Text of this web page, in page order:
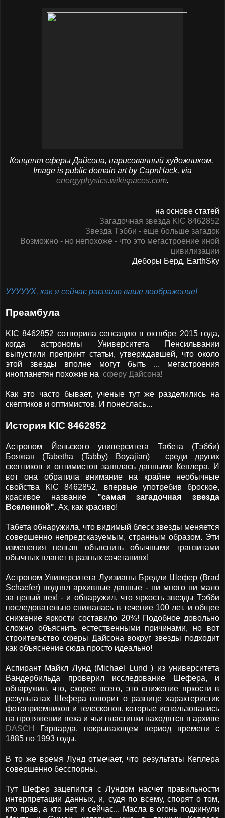
Концепт сферы Дайсона, нарисованный художником.
Image is public domain art by CapnHack, via
energyphysics.wikispaces.com.
на основе статей
Загадочная звезда KIC 8462852
Звезда Тэбби - еще больше загадок
Возможно - но непохоже - что это мегастроение иной
цивилизации
Деборы Берд, EarthSky
УУУУУХ, как я сейчас распалю ваше воображение!
Преамбула
KIC 8462852 сотворила сенсацию в октябре 2015 года,
когда астрономы Университета Пенсильвании
выпустили препринт статьи, утверждавшей, что около
этой звезды вполне могут быть ... мегастроения
инопланетян похожие на сферу Дайсона!
Как это часто бывает, ученые тут же разделились на
скептиков и оптимистов. И понеслась...
История KIC 8462852
Астроном Йельского университета Табета (Тэбби)
Бояжан (Tabetha (Tabby) Boyajian) среди других
скептиков и оптимистов занялась данными Кеплера. И
вот она обратила внимание на крайне необычные
свойства KIC 8462852, впервые употребив броское,
красивое название "самая загадочная звезда
Вселенной". Ах, как красиво!
Табета обнаружила, что видимый блеск звезды меняется
совершенно непредсказуемым, странным образом. Эти
изменения нельзя объяснить обычными транзитами
обычных планет в разных сочетаниях!
Астроном Университета Луизианы Бредли Шефер (Brad
Schaefer) поднял архивные данные - ни много ни мало
за целый век! - и обнаружил, что яркость звезды Тэбби
последовательно снижалась в течение 100 лет, и общее
снижение яркости составило 20%! Подобное довольно
сложно объяснить естественными причинами, но вот
строительство сферы Дайсона вокруг звезды подходит
как объяснение сюда просто идеально!
Аспирант Майкл Лунд (Michael Lund ) из университета
Вандербильда проверил исследование Шефера, и
обнаружил, что, скорее всего, это снижение яркости в
результатах Шефера говорит о разнице характеристик
фотоприемников и телескопов, которые использовались
на протяжении века и чьи пластинки находятся в архиве
DASCH
Гарварда, покрывающем период времени с
1885 по 1993 годы.
В то же время Лунд отмечает, что результаты Кеплера
совершенно бесспорны.
Тут Шефер зацепился с Лундом насчет правильности
интерпретации данных, и, судя по всему, спорят о том,
кто прав, а кто нет, и сейчас... Масла в огонь подкинули